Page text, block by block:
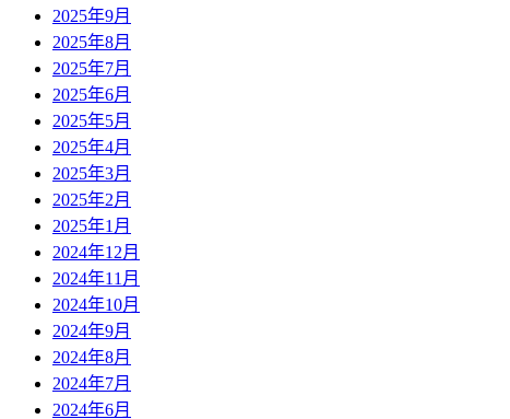
2025年9月
2025年8月
2025年7月
2025年6月
2025年5月
2025年4月
2025年3月
2025年2月
2025年1月
2024年12月
2024年11月
2024年10月
2024年9月
2024年8月
2024年7月
2024年6月